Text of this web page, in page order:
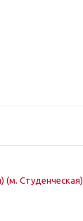
(м. Студенческая)